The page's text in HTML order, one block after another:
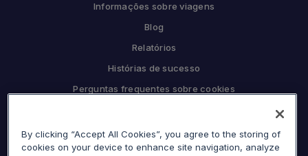
Informações sobre viagens
Blog
Relatórios
Histórias de sucesso
Perguntas frequentes sobre cookies
Por que Sojern
By clicking “Accept All Cookies”, you agree to the storing of
cookies on your device to enhance site navigation, analyze